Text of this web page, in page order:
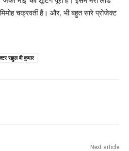
चक्रवर्ती हैं। और, भी बहुत सारे प्रोजेक्ट
राहुल बी कुमार
Next article